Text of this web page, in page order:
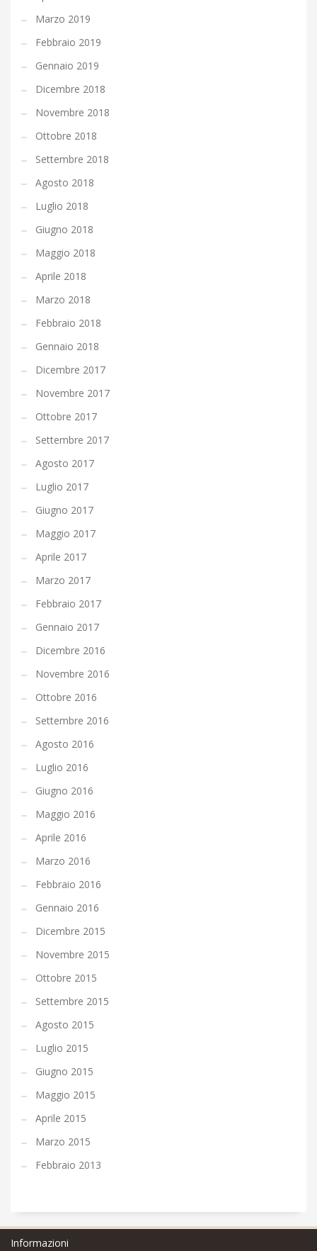
Marzo 2019
Febbraio 2019
Gennaio 2019
Dicembre 2018
Novembre 2018
Ottobre 2018
Settembre 2018
Agosto 2018
Luglio 2018
Giugno 2018
Maggio 2018
Aprile 2018
Marzo 2018
Febbraio 2018
Gennaio 2018
Dicembre 2017
Novembre 2017
Ottobre 2017
Settembre 2017
Agosto 2017
Luglio 2017
Giugno 2017
Maggio 2017
Aprile 2017
Marzo 2017
Febbraio 2017
Gennaio 2017
Dicembre 2016
Novembre 2016
Ottobre 2016
Settembre 2016
Agosto 2016
Luglio 2016
Giugno 2016
Maggio 2016
Aprile 2016
Marzo 2016
Febbraio 2016
Gennaio 2016
Dicembre 2015
Novembre 2015
Ottobre 2015
Settembre 2015
Agosto 2015
Luglio 2015
Giugno 2015
Maggio 2015
Aprile 2015
Marzo 2015
Febbraio 2013
Informazioni